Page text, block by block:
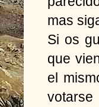
mas
Si os
que
el